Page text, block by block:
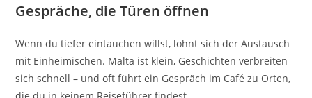
Gespräche, die Türen öffnen
Wenn du tiefer eintauchen willst, lohnt sich der Austausch
mit Einheimischen. Malta ist klein, Geschichten verbreiten
sich schnell – und oft führt ein Gespräch im Café zu Orten,
die du in keinem Reiseführer findest.